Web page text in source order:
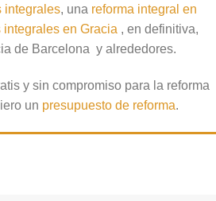
integrales, una reforma integral en
integrales en Gracia , en definitiva,
de Barcelona y alrededores.
y sin compromiso para la reforma
un presupuesto de reforma.